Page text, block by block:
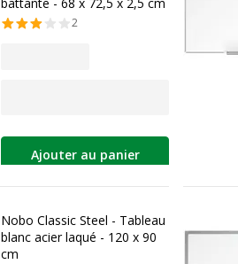
2
Ajouter au panier
Nobo Classic Steel - Tableau
blanc acier laqué - 120 x 90
cm